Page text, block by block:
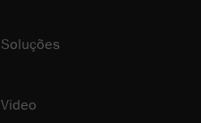
Soluções
Video